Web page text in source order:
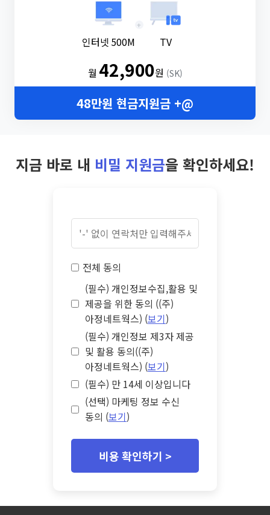
인터넷 500M
+
TV
월 42,900원 (SK)
48만원 현금지원금 +@
지금 바로 내 비밀 지원금을 확인하세요!
전체 동의
(필수) 개인정보수집,활용 및
제공을 위한 동의 ((주)
아정네트웍스) (보기)
(필수) 개인정보 제3자 제공
및 활용 동의((주)
아정네트웍스) (보기)
(필수) 만 14세 이상입니다
(선택) 마케팅 정보 수신
동의 (보기)
비용 확인하기 >